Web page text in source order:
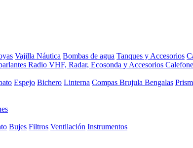
Vajilla Náutica Bombas de agua Tanques y Accesorios
Radio VHF, Radar, Ecosonda y Accesorios
Espejo Bichero Linterna Compas Brujula Bengalas
Bujes Filtros Ventilación Instrumentos